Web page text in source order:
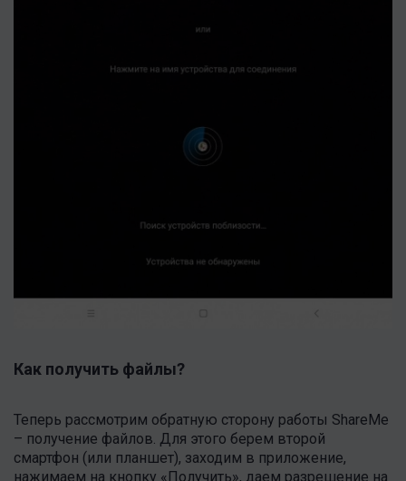
Как получить файлы?
Теперь рассмотрим обратную сторону работы ShareMe
– получение файлов. Для этого берем второй
смартфон (или планшет), заходим в приложение,
нажимаем на кнопку «Получить», даем разрешение на